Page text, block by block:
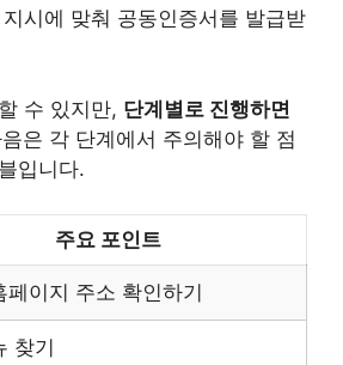
시에 맞춰 공동인증서를 발급받
수 있지만, 단계별로 진행하면
은 각 단계에서 주의해야 할 점
입니다.
주요 포인트
페이지 주소 확인하기
찾기